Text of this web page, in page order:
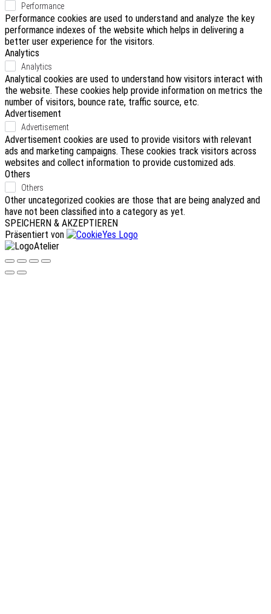
Performance
Performance cookies are used to understand and analyze the key
performance indexes of the website which helps in delivering a
better user experience for the visitors.
Analytics
Analytics
Analytical cookies are used to understand how visitors interact with
the website. These cookies help provide information on metrics the
number of visitors, bounce rate, traffic source, etc.
Advertisement
Advertisement
Advertisement cookies are used to provide visitors with relevant
ads and marketing campaigns. These cookies track visitors across
websites and collect information to provide customized ads.
Others
Others
Other uncategorized cookies are those that are being analyzed and
have not been classified into a category as yet.
SPEICHERN & AKZEPTIEREN
Präsentiert von